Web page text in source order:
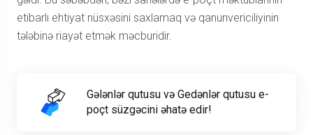
etibarlı ehtiyat nüsxəsini saxlamaq və qanunvericiliyinin
tələbinə riayət etmək məcburidir.
Gələnlər qutusu və Gedənlər qutusu e-
poçt süzgəcini əhatə edir!